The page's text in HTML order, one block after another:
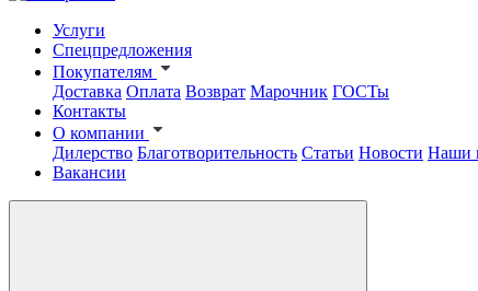
Услуги
Спецпредложения
Покупателям
Доставка Оплата Возврат Марочник ГОСТы
Контакты
О компании
Дилерство Благотворительность Статьи Новости Наши
Вакансии